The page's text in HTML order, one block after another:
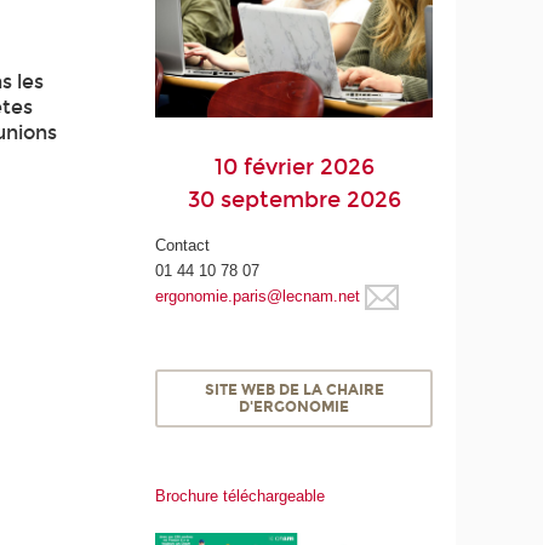
les
10 février 2026
30 septembre 2026
Contact
01 44 10 78 07
ergonomie.paris@lecnam.net
SITE WEB DE LA CHAIRE
D'ERGONOMIE
Brochure téléchargeable